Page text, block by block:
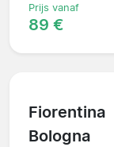
Prijs vanaf
89 €
Fiorentina
Bologna